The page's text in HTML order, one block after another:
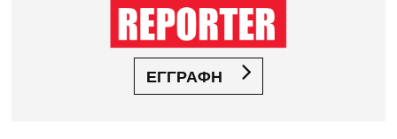
ΕΓΓΡΑΦΗ